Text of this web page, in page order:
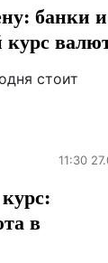
банки и
стоит
11:30
в